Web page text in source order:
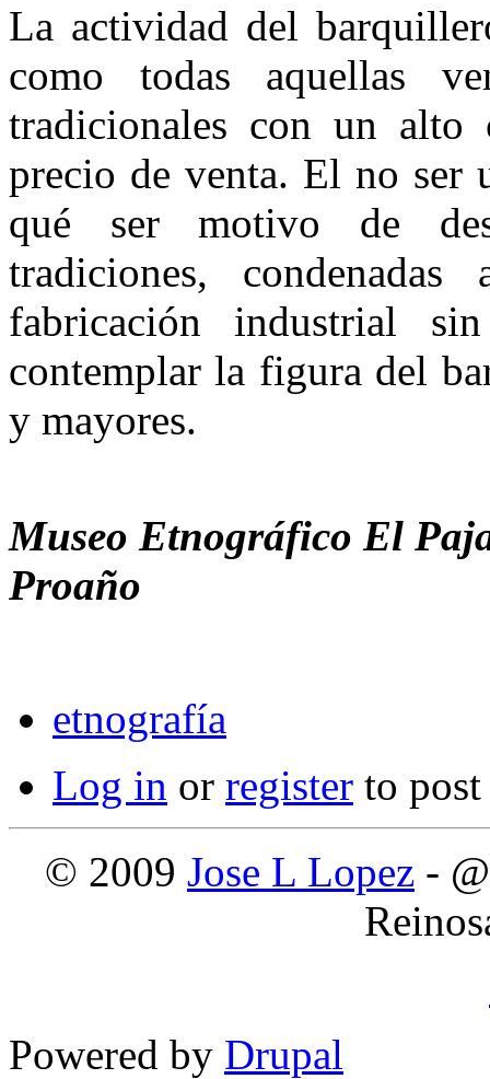
La actividad del
como todas aquellas
tradicionales con un
precio de venta. El no ser
qué ser motivo de
tradiciones,
fabricación industrial
contemplar la figura del
y mayores.
Museo Etnográfico El
Proaño
etnografía
Log in or register to
© 2009 Jose L Lopez -
Powered by Drupal